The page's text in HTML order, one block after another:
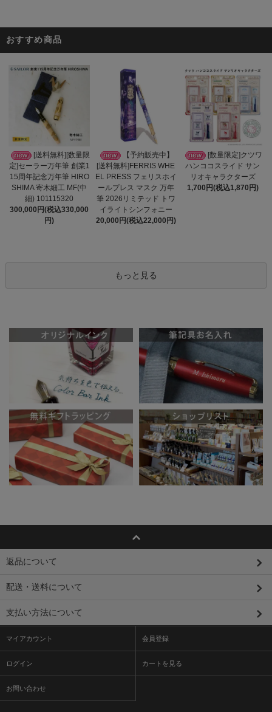
おすすめ商品
[送料無料][数量限
定]セーラー万年筆 創業1
15周年記念万年筆 HIRO
SHIMA 寄木細工 MF(中
細) 101115320
300,000円(税込330,000
円)
【予約販売中】
[送料無料]FERRIS WHE
EL PRESS フェリスホイ
ールプレス マスク 万年
筆 2026リミテッド トワ
イライトシンフォニー
20,000円(税込22,000円)
[数量限定]クツワ
ハンココスライド サン
リオキャラクターズ
1,700円(税込1,870円)
もっと見る
返品について
配送・送料について
支払い方法について
マイアカウント 会員登録
ログイン カートを見る
お問い合わせ